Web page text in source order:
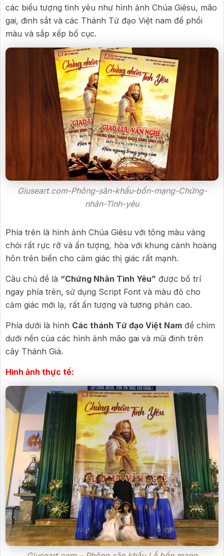
các biểu tượng tình yêu như hình ảnh Chúa Giêsu, mão
gai, đinh sắt và các Thánh Tử đạo Việt nam để phối
màu và sắp xếp bố cục.
Giuseart.com-Phông-sân-khấu-bổn-mạng-Chứng-
nhân-Tình-yêu
Phía trên là hình ảnh Chúa Giêsu với tông màu vàng
chói rất rực rỡ và ấn tượng, hòa với khung cảnh hoàng
hôn trên biển cho cảm giác thị giác rất mạnh.
Câu chủ đề là “Chứng Nhân Tình Yêu” được bố trí
ngay phía trên, sử dụng Script Font và màu đỏ cho
cảm giác mới lạ, rất ấn tượng và tương phản cao.
Phía dưới là hình Các thánh Tử đạo Việt Nam để chìm
dưới nền của các hình ảnh mão gai và mũi đinh trên
cây Thánh Giá.
Hình ảnh thực tế: